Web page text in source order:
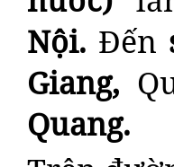
Nội. Đến
Giang,
Quang.